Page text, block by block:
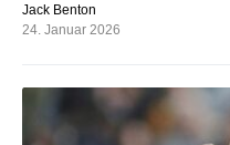
Jack Benton
24. Januar 2026